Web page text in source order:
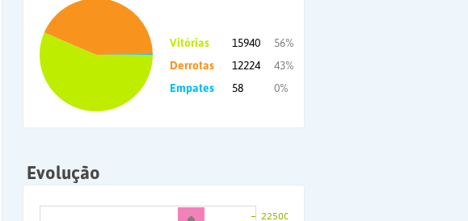
Vitórias 15940
56%
Derrotas
12224
43%
Empates
58 0%
Evolução